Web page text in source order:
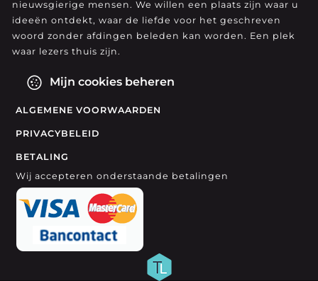
nieuwsgierige mensen. We willen een plaats zijn waar u
ideeën ontdekt, waar de liefde voor het geschreven
woord zonder afdingen beleden kan worden. Een plek
waar lezers thuis zijn.
Mijn cookies beheren
ALGEMENE VOORWAARDEN
PRIVACYBELEID
BETALING
Wij accepteren onderstaande betalingen